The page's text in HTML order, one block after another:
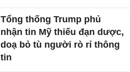
Tổng thống Trump phủ
nhận tin Mỹ thiếu đạn dược,
doạ bỏ tù người rò rỉ thông
tin